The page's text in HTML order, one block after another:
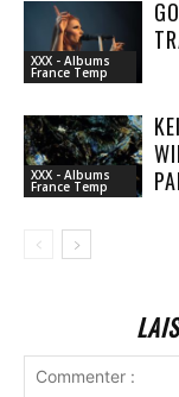
XXX - Albums
France Temp
XXX - Albums
France Temp